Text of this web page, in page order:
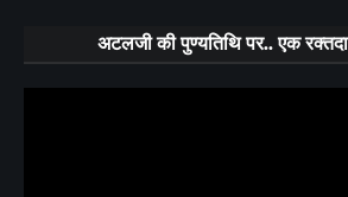
अटलजी की पुण्यतिथि पर.. एक